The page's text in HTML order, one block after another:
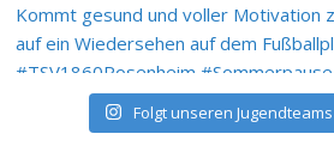
Folgt unseren